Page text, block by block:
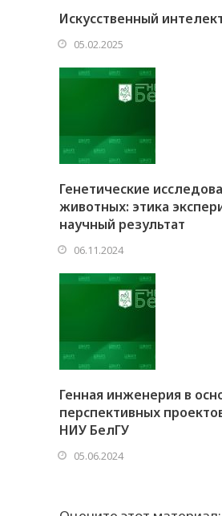
Искусственный
05.02.2025
Генетические
животных: этика
научный результат
06.11.2024
Генная инженерия в
перспективных
НИУ БелГУ
05.06.2024